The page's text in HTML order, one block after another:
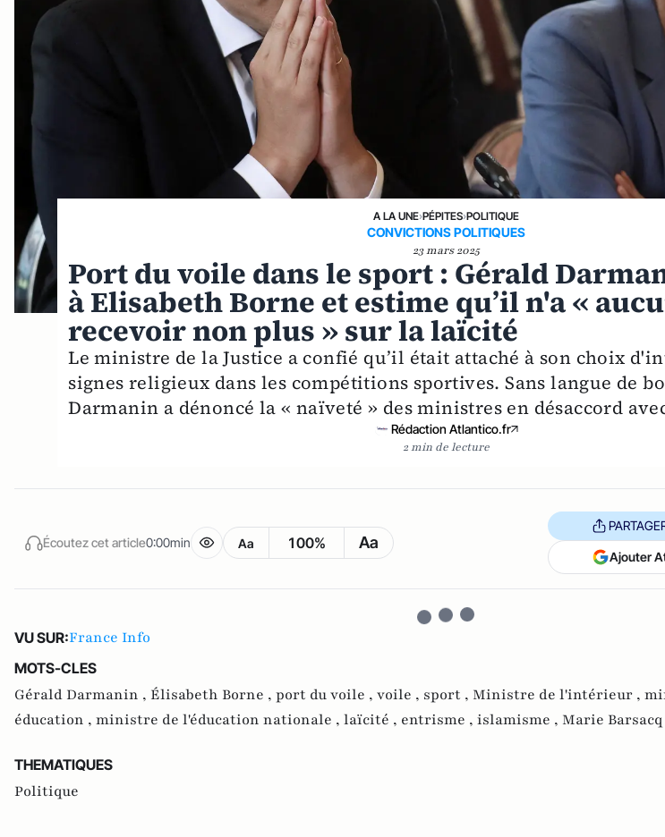
A LA UNE›PÉPITES›POLITIQUE
CONVICTIONS POLITIQUES
23 mars 2025
Port du voile dans le sport : Gérald
à Elisabeth Borne et estime qu’il n'a «
recevoir non plus » sur la laïcité
Le ministre de la Justice a confié qu’il était attaché à son choix
signes religieux dans les compétitions sportives. Sans langue de
Darmanin a dénoncé la « naïveté » des ministres en désaccord
Rédaction Atlantico.fr
2 min de lecture
Écoutez cet article0:00min Aa 100% Aa
Ajouter
VU SUR:France Info
MOTS-CLES
Gérald Darmanin , Élisabeth Borne , port du voile , voile , sport , Ministre de l'intérieur ,
éducation , ministre de l'éducation nationale , laïcité , entrisme , islamisme , Marie
THEMATIQUES
Politique